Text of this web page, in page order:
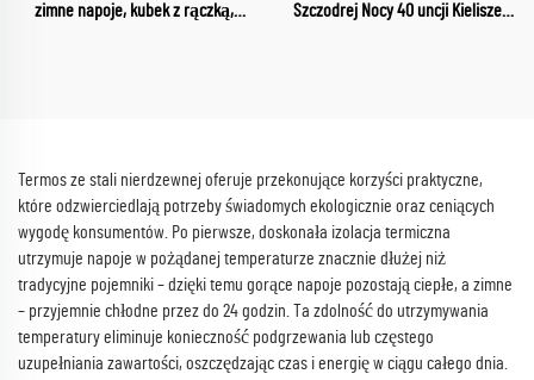
zimne napoje, kubek z rączką,
Szczodrej Nocy 40 uncji Kieliszek
Termos ze stali nierdzewnej oferuje przekonujące korzyści praktyczne,
które odzwierciedlają potrzeby świadomych ekologicznie oraz ceniących
wygodę konsumentów. Po pierwsze, doskonała izolacja termiczna
utrzymuje napoje w pożądanej temperaturze znacznie dłużej niż
tradycyjne pojemniki – dzięki temu gorące napoje pozostają ciepłe, a zimne
– przyjemnie chłodne przez do 24 godzin. Ta zdolność do utrzymywania
temperatury eliminuje konieczność podgrzewania lub częstego
uzupełniania zawartości, oszczędzając czas i energię w ciągu całego dnia.